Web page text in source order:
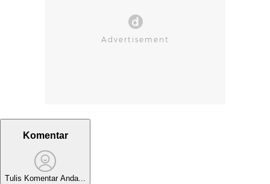
Komentar
Tulis Komentar Anda...